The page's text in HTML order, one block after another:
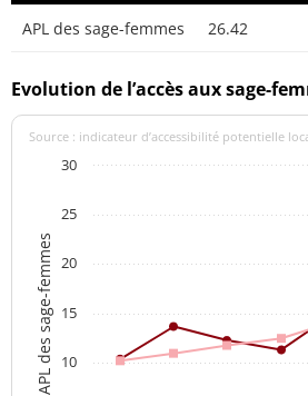
APL des sage-femmes 26.42
Evolution de l’accès aux sage-
APL des sage-femmes
Source : indicateur d’accessibilité potentielle
10
15
20
25
30